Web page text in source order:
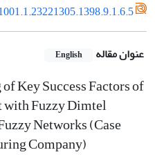
عنوان مقاله English
Key Success Factors of
Fuzzy Dimtel
Networks (Case
Company)